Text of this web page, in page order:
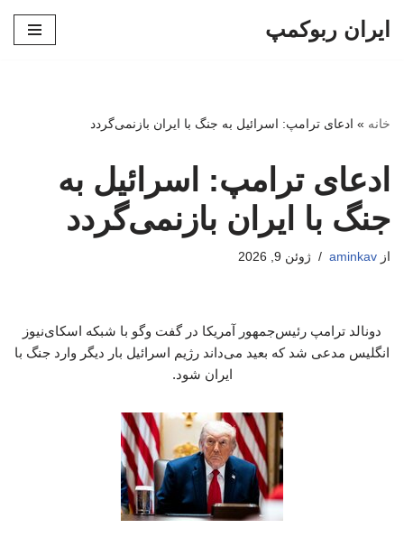
ایران ربوکمپ
خانه » ادعای ترامپ: اسرائیل به جنگ با ایران بازنمی‌گردد
ادعای ترامپ: اسرائیل به
جنگ با ایران بازنمی‌گردد
از aminkav ژوئن 9, 2026
دونالد ترامپ رئیس‌جمهور آمریکا در گفت‌ وگو با شبکه اسکای‌نیوز
انگلیس مدعی شد که بعید می‌داند رژیم اسرائیل بار دیگر وارد جنگ با
ایران شود.